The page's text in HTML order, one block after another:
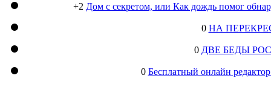
+2 Дом с секретом, или Как дождь помог
0 НА
0 ДВЕ БЕДЫ
0 Бесплатный онлайн